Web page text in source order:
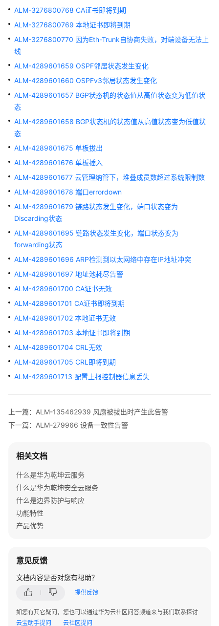
功
率
ALM-
3276800008
源
拔
ALM-
3276800009
异
常
67966
3276800010
光
模
发
送
率
过
预
ALM-
3276800011
块
收
光
功
ALM-
3276800012
PHY
故
障
ALM-3276800768 CA证书即将到期
ALM-3276800769 本地证书即将到期
ALM-3276800770 因为Eth-Trunk自协商失败，对端设备无法上
线
ALM-4289601659 OSPF邻居状态发生变化
ALM-4289601660 OSPFv3邻居状态发生变化
ALM-4289601657 BGP状态机的状态值从高值状态变为低值状
态
ALM-4289601658 BGP状态机的状态值从高值状态变为低值状
态
ALM-4289601675 单板拔出
ALM-4289601676 单板插入
ALM-4289601677 云管理纳管下，堆叠成员数超过系统限制数
ALM-4289601678 端口errordown
ALM-4289601679 链路状态发生变化，端口状态变为
Discarding状态
ALM-4289601695 链路状态发生变化，端口状态变为
forwarding状态
ALM-4289601696 ARP检测到以太网络中存在IP地址冲突
ALM-4289601697 地址池耗尽告警
ALM-4289601700 CA证书无效
ALM-4289601701 CA证书即将到期
ALM-4289601702 本地证书无效
ALM-4289601703 本地证书即将到期
ALM-4289601704 CRL无效
ALM-4289601705 CRL即将到期
ALM-4289601713 配置上报控制器信息丢失
上一篇：ALM-135462939 风扇被拔出时产生此告警
下一篇：ALM-279966 设备一致性告警
相关文档
什么是华为乾坤云服务
什么是华为乾坤安全云服务
什么是边界防护与响应
功能特性
产品优势
意见反馈
文档内容是否对您有帮助？
提供反馈
如您有其它疑问，您也可以通过华为云社区问答频道来与我们联系探讨
云宝助手提问
云社区提问